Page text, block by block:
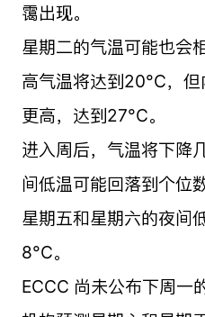
霭出现。
星期二的气温可能也会
高气温将达到20°C，
更高，达到27°C。
进入周后，气温将下降
间低温可能回落到个位
星期五和星期六的夜间
8°C。
ECCC 尚未公布下周一